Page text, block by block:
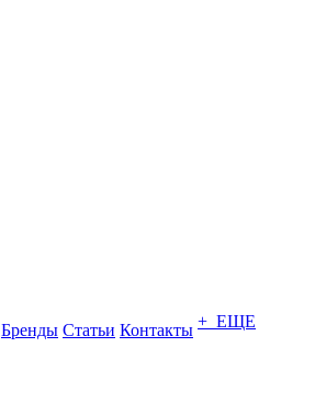
Бренды Статьи Контакты + ЕЩЕ